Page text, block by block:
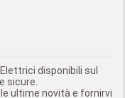
disponibili sul
sicure.
ultime novità e fornirvi